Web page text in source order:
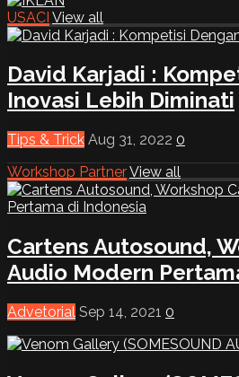
USACI View all
David Karjadi :
Inovasi Lebih Diminati
Tips & Trick Aug 31, 2022 0
Workshop PartnerView all
Cartens Autosound,
Audio Modern
Advetorial Sep 14, 2021 0